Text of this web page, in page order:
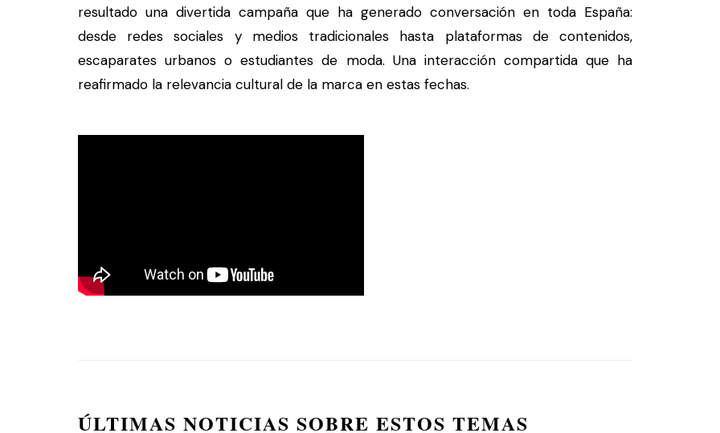
resultado una divertida campaña que ha generado conversación en toda España:
desde redes sociales y medios tradicionales hasta plataformas de contenidos,
escaparates urbanos o estudiantes de moda. Una interacción compartida que ha
reafirmado la relevancia cultural de la marca en estas fechas.
ÚLTIMAS NOTICIAS SOBRE ESTOS TEMAS